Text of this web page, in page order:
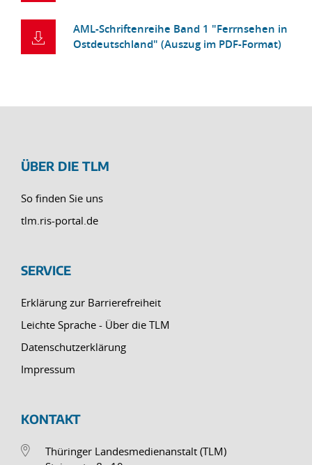
AML-Schriftenreihe Band 1 "Ferrnsehen in
Ostdeutschland" (Auszug im PDF-Format)
ÜBER DIE TLM
So finden Sie uns
tlm.ris-portal.de
SERVICE
Erklärung zur Barrierefreiheit
Leichte Sprache - Über die TLM
Datenschutzerklärung
Impressum
KONTAKT
Thüringer Landesmedienanstalt (TLM)